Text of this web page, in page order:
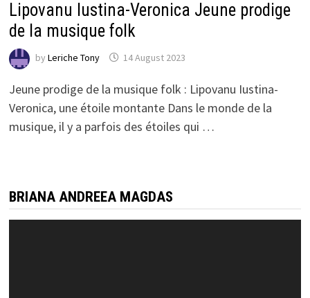
Lipovanu Iustina-Veronica Jeune prodige
de la musique folk
by Leriche Tony 14 August 2023
Jeune prodige de la musique folk : Lipovanu Iustina-
Veronica, une étoile montante Dans le monde de la
musique, il y a parfois des étoiles qui …
BRIANA ANDREEA MAGDAS